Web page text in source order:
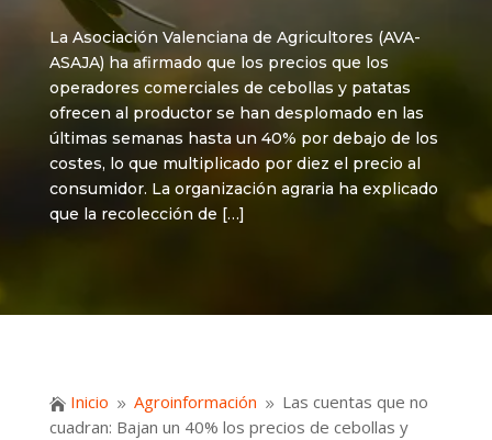
La Asociación Valenciana de Agricultores (AVA-
ASAJA) ha afirmado que los precios que los
operadores comerciales de cebollas y patatas
ofrecen al productor se han desplomado en las
últimas semanas hasta un 40% por debajo de los
costes, lo que multiplicado por diez el precio al
consumidor. La organización agraria ha explicado
que la recolección de […]
 Inicio 9 Agroinformación 9 Las cuentas que no
cuadran: Bajan un 40% los precios de cebollas y